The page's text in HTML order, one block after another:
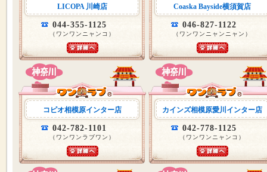
LICOPA 川崎店
044-355-1125
（ワンワンニャンコ）
Coaska Bayside横須賀店
046-827-1122
（ワンワンニャンニャン）
コピオ相模原インター店
042-782-1101
（ワンワンラブワン）
カインズ相模原愛川インター店
042-778-1125
（ワンワンニャンコ）